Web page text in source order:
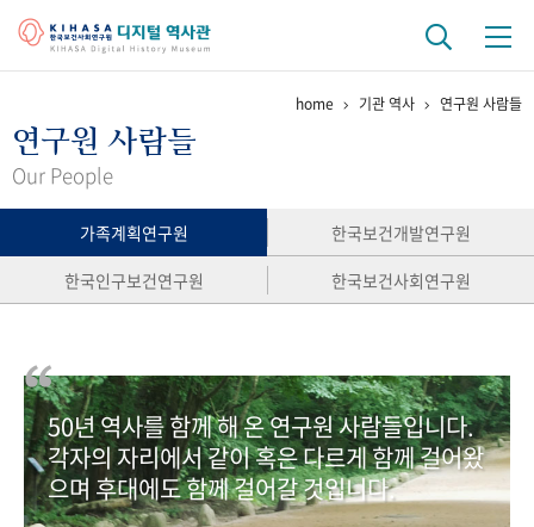
걸어온 길 기관 변천사
연구 역사
정책과 연구 키워드로 보는 연구 역사
연구자들
간행물 변천사
기록물 아카이브
사진 아카이브 문서 기록물 행정박물 영상 기록물
50+1주년 기념
home 기관 역사 연구원 사람들
연구원 사람들
Our People
가족계획연구원
한국보건개발연구원
한국인구보건연구원
한국보건사회연구원
50년 역사를 함께 해 온 연구원 사람들입니다.
각자의 자리에서 같이 혹은 다르게 함께 걸어왔
으며 후대에도 함께 걸어갈 것입니다.